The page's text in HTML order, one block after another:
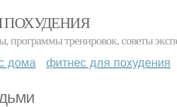
ПОХУДЕНИЯ
тренировок, советы
дома фитнес для похудения